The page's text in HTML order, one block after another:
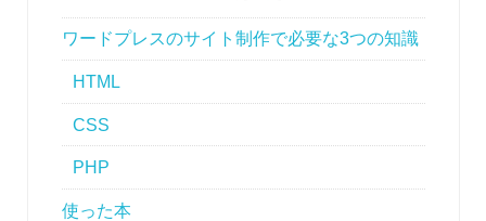
ワードプレスのサイト制作で必要な3つの知識
HTML
CSS
PHP
使った本